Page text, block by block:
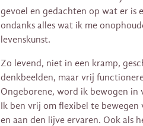
gevoel en gedachten op wat er is
ondanks alles wat ik me
levenskunst.
Zo levend, niet in een kramp,
denkbeelden, maar vrij
Ongeborene, word ik bewogen in
Ik ben vrij om flexibel te
en aan den lijve ervaren. Ook als